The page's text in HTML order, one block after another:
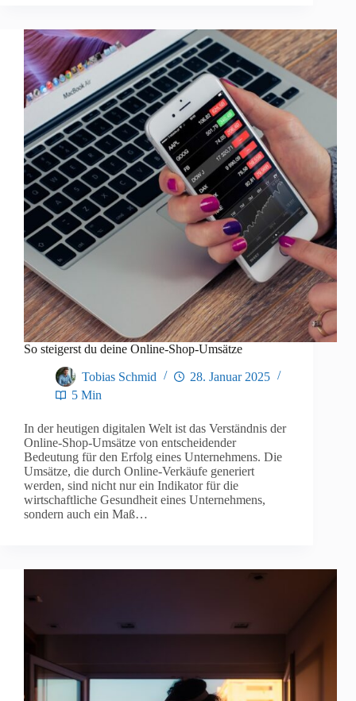
So steigerst du deine Online-Shop-Umsätze
Tobias Schmid
28. Januar 2025
5 Min
In der heutigen digitalen Welt ist das Verständnis der
Online-Shop-Umsätze von entscheidender
Bedeutung für den Erfolg eines Unternehmens. Die
Umsätze, die durch Online-Verkäufe generiert
werden, sind nicht nur ein Indikator für die
wirtschaftliche Gesundheit eines Unternehmens,
sondern auch ein Maß…